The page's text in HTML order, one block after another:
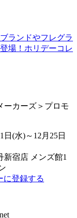
ランドやフレグラ
場！ホリデーコレ
ーカーズ＞プロモ
日(水)～12月25日
新宿店 メンズ館1
に登録する